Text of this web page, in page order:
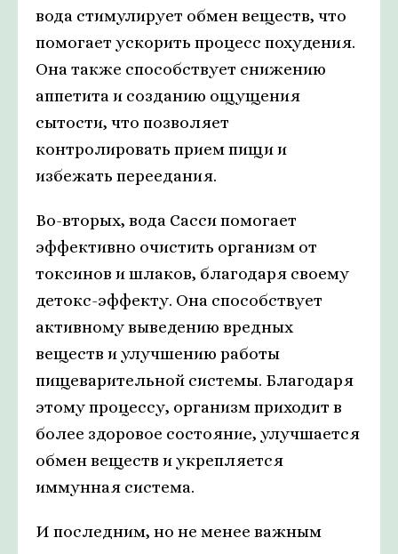
вода стимулирует обмен веществ, что
помогает ускорить процесс похудения.
Она также способствует снижению
аппетита и созданию ощущения
сытости, что позволяет
контролировать прием пищи и
избежать переедания.
Во-вторых, вода Сасси помогает
эффективно очистить организм от
токсинов и шлаков, благодаря своему
детокс-эффекту. Она способствует
активному выведению вредных
веществ и улучшению работы
пищеварительной системы. Благодаря
этому процессу, организм приходит в
более здоровое состояние, улучшается
обмен веществ и укрепляется
иммунная система.
И последним, но не менее важным